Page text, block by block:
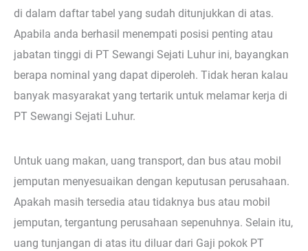
di dalam daftar tabel yang sudah ditunjukkan di atas.
Apabila anda berhasil menempati posisi penting atau
jabatan tinggi di PT Sewangi Sejati Luhur ini, bayangkan
berapa nominal yang dapat diperoleh. Tidak heran kalau
banyak masyarakat yang tertarik untuk melamar kerja di
PT Sewangi Sejati Luhur.
Untuk uang makan, uang transport, dan bus atau mobil
jemputan menyesuaikan dengan keputusan perusahaan.
Apakah masih tersedia atau tidaknya bus atau mobil
jemputan, tergantung perusahaan sepenuhnya. Selain itu,
uang tunjangan di atas itu diluar dari Gaji pokok PT